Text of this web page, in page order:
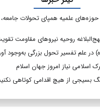
علمیه همپای تحولات
روحیه نیروهای مقاومت
در علم تفسیر تحول بزرگی به‌وجود
اسلامی نیاز امروز جهان اسلام
بسیجی از هیچ اقدامی کوتاهی